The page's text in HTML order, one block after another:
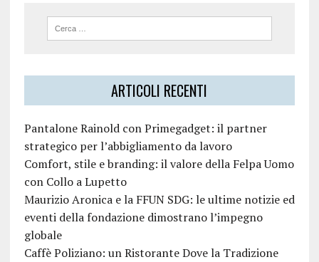
ARTICOLI RECENTI
Pantalone Rainold con Primegadget: il partner
strategico per l’abbigliamento da lavoro
Comfort, stile e branding: il valore della Felpa Uomo
con Collo a Lupetto
Maurizio Aronica e la FFUN SDG: le ultime notizie ed
eventi della fondazione dimostrano l’impegno
globale
Caffè Poliziano: un Ristorante Dove la Tradizione